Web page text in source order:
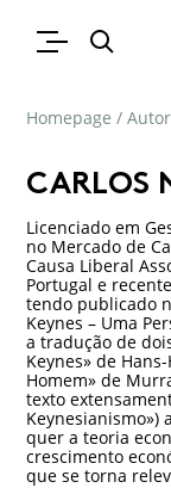
Homepage /
CARLOS
Licenciado em
no Mercado de
Causa Liberal
Portugal e
tendo publicado
Keynes – Uma
a tradução de
Keynes» de
Homem» de
texto
Keynesianismo»)
quer a teoria
crescimento
que se torna